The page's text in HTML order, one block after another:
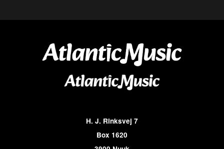
H. J. Rinksvej 7
Box 1620